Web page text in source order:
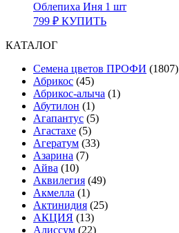
Облепиха Иня 1 шт
799 ₽ КУПИТЬ
КАТАЛОГ
Cемена цветов ПРОФИ (1807)
Абрикос (45)
Абрикос-алыча (1)
Абутилон (1)
Агапантус (5)
Агастахе (5)
Агератум (33)
Азарина (7)
Айва (10)
Аквилегия (49)
Акмелла (1)
Актинидия (25)
АКЦИЯ (13)
Алиссум (22)